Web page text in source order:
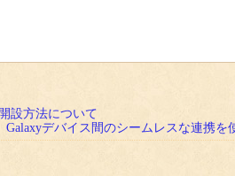
設方法について
Galaxyデバイス間のシームレスな連携